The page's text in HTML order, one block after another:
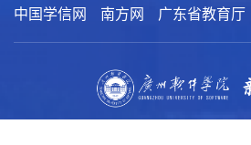
中国学信网 南方网 广东省教育厅